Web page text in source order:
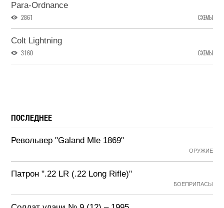
Para-Ordnance
2861 СХЕМЫ
Colt Lightning
3160 СХЕМЫ
ПОСЛЕДНЕЕ
Револьвер "Galand Mle 1869"
ОРУЖИЕ
Патрон ".22 LR (.22 Long Rifle)"
БОЕПРИПАСЫ